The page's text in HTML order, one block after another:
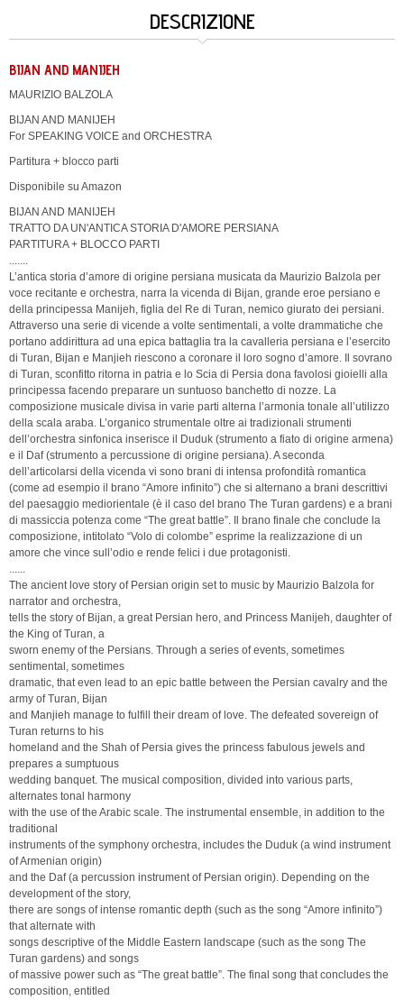
DESCRIZIONE
BIJAN AND MANIJEH
MAURIZIO BALZOLA
BIJAN AND MANIJEH
For SPEAKING VOICE and ORCHESTRA
Partitura + blocco parti
Disponibile su Amazon
BIJAN AND MANIJEH
TRATTO DA UN'ANTICA STORIA D'AMORE PERSIANA
PARTITURA + BLOCCO PARTI
.......
L’antica storia d’amore di origine persiana musicata da Maurizio Balzola per
voce recitante e orchestra, narra la vicenda di Bijan, grande eroe persiano e
della principessa Manijeh, figlia del Re di Turan, nemico giurato dei persiani.
Attraverso una serie di vicende a volte sentimentali, a volte drammatiche che
portano addirittura ad una epica battaglia tra la cavalleria persiana e l’esercito
di Turan, Bijan e Manjieh riescono a coronare il loro sogno d’amore. Il sovrano
di Turan, sconfitto ritorna in patria e lo Scia di Persia dona favolosi gioielli alla
principessa facendo preparare un suntuoso banchetto di nozze. La
composizione musicale divisa in varie parti alterna l’armonia tonale all’utilizzo
della scala araba. L’organico strumentale oltre ai tradizionali strumenti
dell’orchestra sinfonica inserisce il Duduk (strumento a fiato di origine armena)
e il Daf (strumento a percussione di origine persiana). A seconda
dell’articolarsi della vicenda vi sono brani di intensa profondità romantica
(come ad esempio il brano “Amore infinito”) che si alternano a brani descrittivi
del paesaggio mediorientale (è il caso del brano The Turan gardens) e a brani
di massiccia potenza come “The great battle”. Il brano finale che conclude la
composizione, intitolato “Volo di colombe” esprime la realizzazione di un
amore che vince sull’odio e rende felici i due protagonisti.
......
The ancient love story of Persian origin set to music by Maurizio Balzola for
narrator and orchestra,
tells the story of Bijan, a great Persian hero, and Princess Manijeh, daughter of
the King of Turan, a
sworn enemy of the Persians. Through a series of events, sometimes
sentimental, sometimes
dramatic, that even lead to an epic battle between the Persian cavalry and the
army of Turan, Bijan
and Manjieh manage to fulfill their dream of love. The defeated sovereign of
Turan returns to his
homeland and the Shah of Persia gives the princess fabulous jewels and
prepares a sumptuous
wedding banquet. The musical composition, divided into various parts,
alternates tonal harmony
with the use of the Arabic scale. The instrumental ensemble, in addition to the
traditional
instruments of the symphony orchestra, includes the Duduk (a wind instrument
of Armenian origin)
and the Daf (a percussion instrument of Persian origin). Depending on the
development of the story,
there are songs of intense romantic depth (such as the song “Amore infinito”)
that alternate with
songs descriptive of the Middle Eastern landscape (such as the song The
Turan gardens) and songs
of massive power such as “The great battle”. The final song that concludes the
composition, entitled